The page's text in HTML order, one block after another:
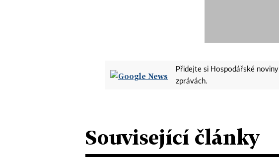
Přidejte si Hospodářské noviny
zprávách.
Související články